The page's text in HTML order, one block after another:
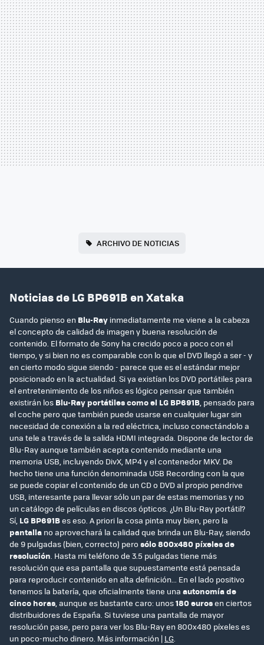
ARCHIVO DE NOTICIAS
Noticias de LG BP691B en Xataka
Cuando pienso en Blu-Ray inmediatamente me viene a la cabeza
el concepto de calidad de imagen y buena resolución de
contenido. El formato de Sony ha crecido poco a poco con el
tiempo, y si bien no es comparable con lo que el DVD llegó a ser - y
en cierto modo sigue siendo - parece que es el estándar mejor
posicionado en la actualidad. Si ya existían los DVD portátiles para
el entretenimiento de los niños es lógico pensar que también
existirán los Blu-Ray portátiles como el LG BP691B, pensado para
el coche pero que también puede usarse en cualquier lugar sin
necesidad de conexión a la red eléctrica, incluso conectándolo a
una tele a través de la salida HDMI integrada. Dispone de lector de
Blu-Ray aunque también acepta contenido mediante una
memoria USB, incluyendo DivX, MP4 y el contenedor MKV. De
hecho tiene una función denominada USB Recording con la que
se puede copiar el contenido de un CD o DVD al propio pendrive
USB, interesante para llevar sólo un par de estas memorias y no
un catálogo de películas en discos ópticos. ¿Un Blu-Ray portátil?
Sí, LG BP691Bes eso. A priori la cosa pinta muy bien, pero la
pantalla no aprovechará la calidad que brinda un Blu-Ray, siendo
de 9 pulgadas (bien, correcto) pero sólo 800x480 píxeles de
resolución. Hasta mi teléfono de 3.5 pulgadas tiene más
resolución que esa pantalla que supuestamente está pensada
para reproducir contenido en alta definición... En el lado positivo
tenemos la batería, que oficialmente tiene una autonomía de
cinco horas, aunque es bastante caro: unos180 eurosen ciertos
distribuidores de España. Si tuviese una pantalla de mayor
resolución pase, pero para ver los Blu-Ray en 800x480 píxeles es
un poco-mucho dinero. Más información | LG.